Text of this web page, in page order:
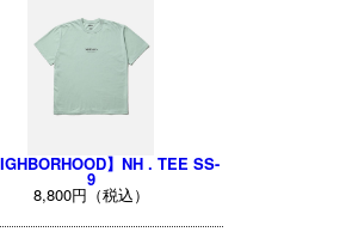
】NH . TEE SS-
9
8,800円（税込）